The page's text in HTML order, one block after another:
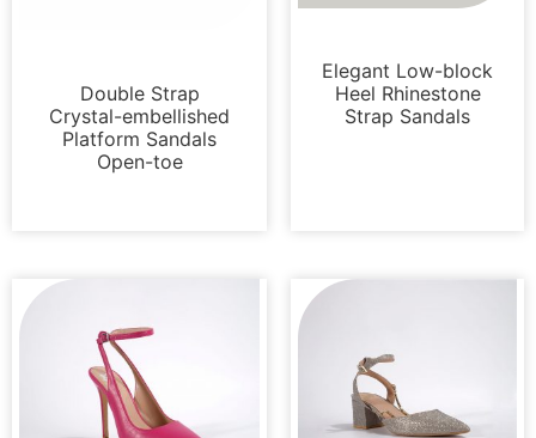
Double Strap
Crystal-embellished
Platform Sandals
Open-toe
Elegant Low-block
Heel Rhinestone
Strap Sandals